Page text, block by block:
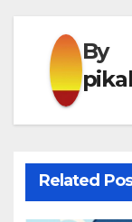
ゲ
ー
シ
ョ
ン
By
Related